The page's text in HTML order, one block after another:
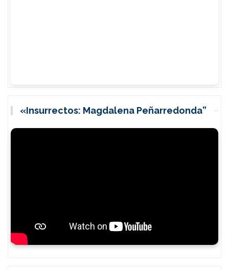
«Insurrectos: Magdalena Peñarredonda”